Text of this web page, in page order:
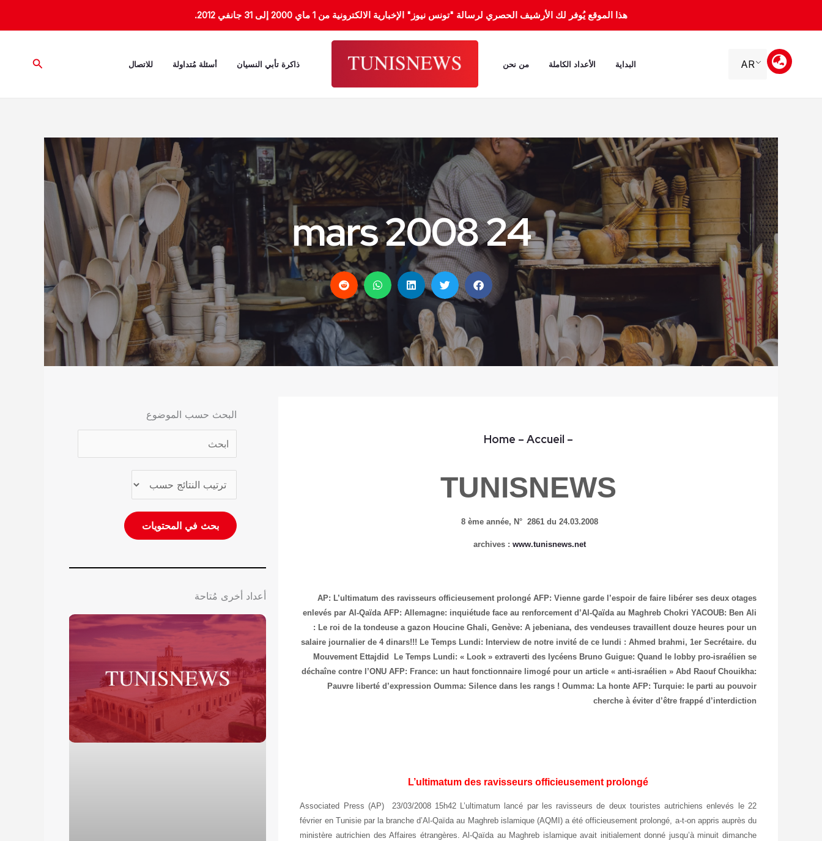
هذا الموقع يُوفر لك الأرشيف الحصري لرسالة "تونس نيوز" الإخبارية الالكترونية من 1 ماي 2000 إلى 31 جانفي 2012.
AR البداية الأعداد الكاملة من نحن ذاكرة تأبي النسيان أسئلة مُتداولة للاتصال البحث
24 mars 2008
Home – Accueil –
TUNISNEWS
8 ème année, N° 2861 du 24.03.2008
archives : www.tunisnews.net
AP: L’ultimatum des ravisseurs officieusement prolongé AFP: Vienne garde l’espoir de faire libérer ses deux otages
enlevés par Al-Qaïda AFP: Allemagne: inquiétude face au renforcement d’Al-Qaïda au Maghreb Chokri YACOUB: Ben Ali
: Le roi de la tondeuse a gazon Houcine Ghali, Genève: A jebeniana, des vendeuses travaillent douze heures pour un
salaire journalier de 4 dinars!!! Le Temps Lundi: Interview de notre invité de ce lundi : Ahmed brahmi, 1er Secrétaire. du
Mouvement Ettajdid
Le Temps Lundi: « Look » extraverti des lycéens Bruno Guigue: Quand le lobby pro-israélien se
déchaîne contre l’ONU AFP: France: un haut fonctionnaire limogé pour un article « anti-israélien » Abd Raouf Chouikha:
Pauvre liberté d’expression Oumma: Silence dans les rangs ! Oumma: La honte AFP: Turquie: le parti au pouvoir
cherche à éviter d’être frappé d’interdiction
L’ultimatum des ravisseurs officieusement prolongé
Associated Press (AP) 23/03/2008 15h42 L’ultimatum lancé par les ravisseurs de deux touristes autrichiens enlevés le 22
février en Tunisie par la branche d’Al-Qaïda au Maghreb islamique (AQMI) a été officieusement prolongé, a-t-on appris auprès du
ministère autrichien des Affaires étrangères. Al-Qaïda au Maghreb islamique avait initialement donné jusqu’à minuit dimanche
البحث حسب الموضوع
أعداد أخرى مُتاحة